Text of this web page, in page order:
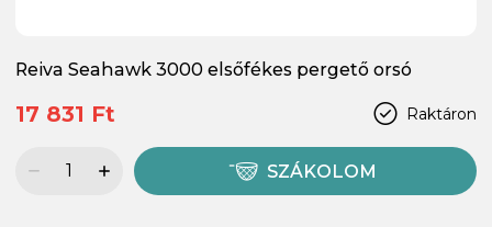
Reiva Seahawk 3000 elsőfékes pergető orsó
Raktáron
17 831 Ft
SZÁKOLOM